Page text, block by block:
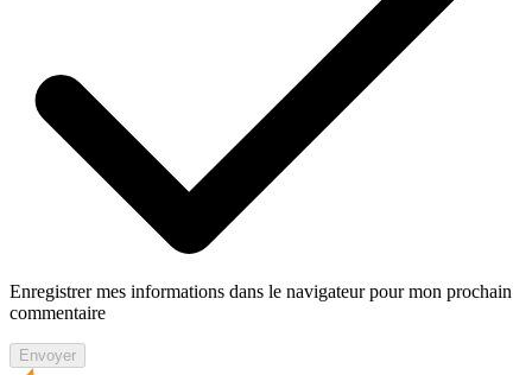
Enregistrer mes informations dans le navigateur pour mon prochain
commentaire
Envoyer